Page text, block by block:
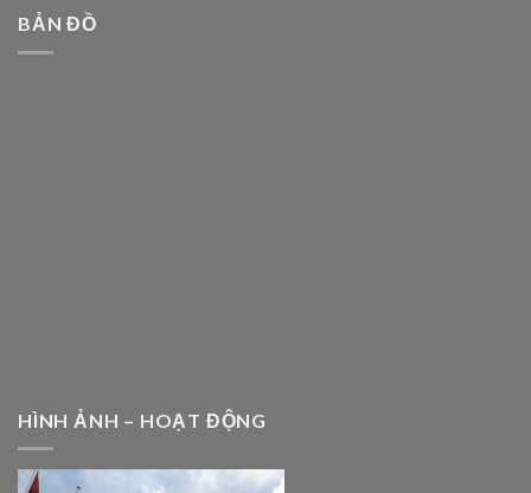
BẢN ĐỒ
HÌNH ẢNH – HOẠT ĐỘNG